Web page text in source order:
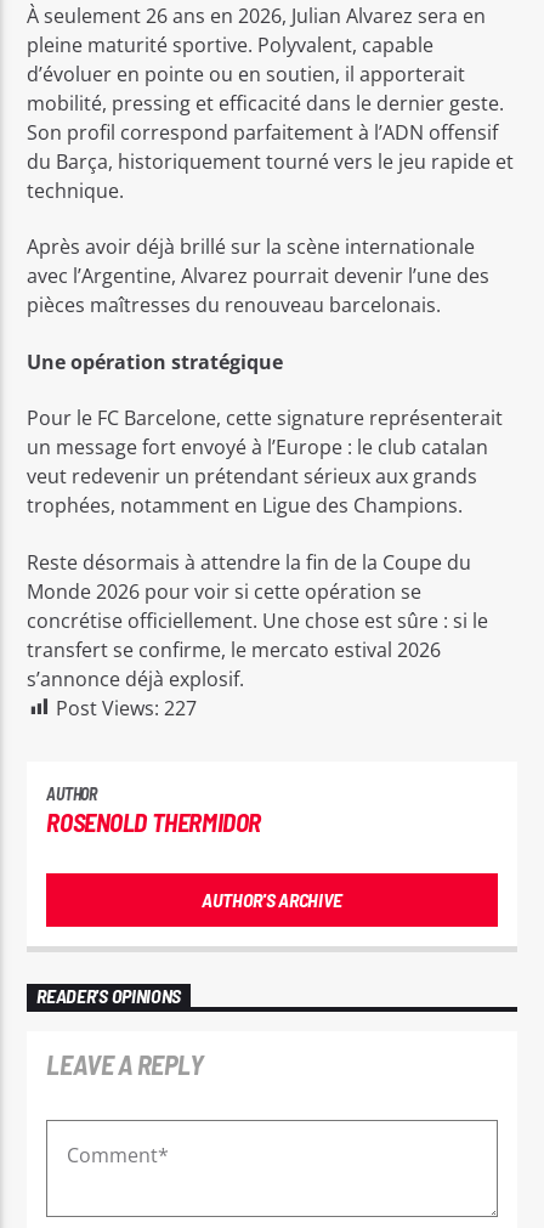
À seulement 26 ans en 2026, Julian Alvarez sera en
pleine maturité sportive. Polyvalent, capable
d’évoluer en pointe ou en soutien, il apporterait
mobilité, pressing et efficacité dans le dernier geste.
Son profil correspond parfaitement à l’ADN offensif
du Barça, historiquement tourné vers le jeu rapide et
technique.
Après avoir déjà brillé sur la scène internationale
avec l’Argentine, Alvarez pourrait devenir l’une des
pièces maîtresses du renouveau barcelonais.
Une opération stratégique
Pour le FC Barcelone, cette signature représenterait
un message fort envoyé à l’Europe : le club catalan
veut redevenir un prétendant sérieux aux grands
trophées, notamment en Ligue des Champions.
Reste désormais à attendre la fin de la Coupe du
Monde 2026 pour voir si cette opération se
concrétise officiellement. Une chose est sûre : si le
transfert se confirme, le mercato estival 2026
s’annonce déjà explosif.
Post Views: 227
AUTHOR
ROSENOLD THERMIDOR
AUTHOR'S ARCHIVE
READER'S OPINIONS
LEAVE A REPLY